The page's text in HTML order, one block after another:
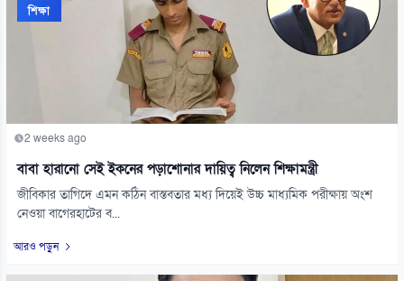
শিক্ষা
2 weeks ago
বাবা হারানো সেই ইকনের পড়াশোনার দায়িত্ব নিলেন শিক্ষামন্ত্রী
জীবিকার তাগিদে এমন কঠিন বাস্তবতার মধ্য দিয়েই উচ্চ মাধ্যমিক পরীক্ষায় অংশ
নেওয়া বাগেরহাটের ব...
আরও পড়ুন